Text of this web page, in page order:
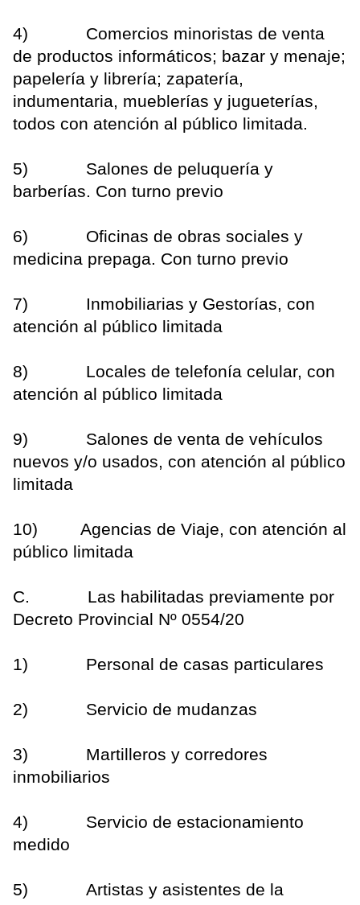
4) Comercios minoristas de venta
de productos informáticos; bazar y menaje;
papelería y librería; zapatería,
indumentaria, mueblerías y jugueterías,
todos con atención al público limitada.
5) Salones de peluquería y
barberías. Con turno previo
6) Oficinas de obras sociales y
medicina prepaga. Con turno previo
7) Inmobiliarias y Gestorías, con
atención al público limitada
8) Locales de telefonía celular, con
atención al público limitada
9) Salones de venta de vehículos
nuevos y/o usados, con atención al público
limitada
10) Agencias de Viaje, con atención al
público limitada
C. Las habilitadas previamente por
Decreto Provincial Nº 0554/20
1) Personal de casas particulares
2) Servicio de mudanzas
3) Martilleros y corredores
inmobiliarios
4) Servicio de estacionamiento
medido
5) Artistas y asistentes de la